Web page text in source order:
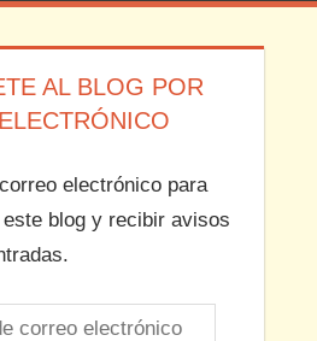
AL BLOG POR
electrónico para
blog y recibir avisos